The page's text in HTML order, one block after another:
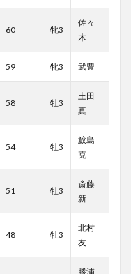
60 牝3
佐々
木
59 牝3 武豊
58 牡3
土田
真
54 牡3
鮫島
克
51 牡3
斎藤
新
48 牡3
北村
友
勝浦